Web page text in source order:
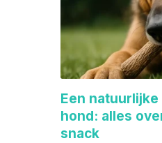
Een
hond: alles
snack